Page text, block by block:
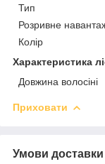
Тип
Розривне
Колір
Характеристика
Довжина волосіні
Приховати
Умови доставки